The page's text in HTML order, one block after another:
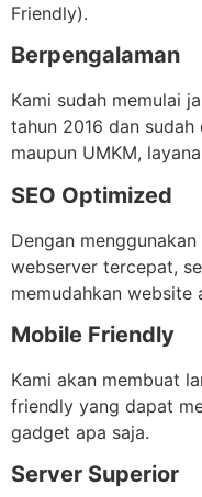
Friendly).
Berpengalaman
Kami sudah memulai
tahun 2016 dan
maupun UMKM,
SEO Optimized
Dengan
webserver tercepat,
memudahkan website
Mobile Friendly
Kami akan membuat
friendly yang dapat
gadget apa saja.
Server Superior